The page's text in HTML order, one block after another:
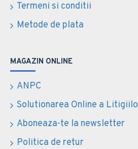
Termeni si conditii
Metode de plata
MAGAZIN ONLINE
ANPC
Solutionarea Online a
Aboneaza-te la newsletter
Politica de retur